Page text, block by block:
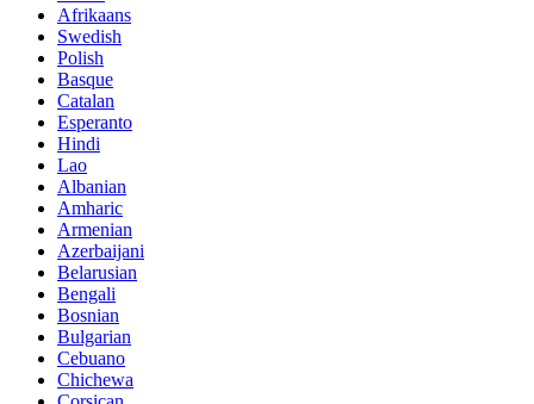
Afrikaans
Swedish
Polish
Basque
Catalan
Esperanto
Hindi
Lao
Albanian
Amharic
Armenian
Azerbaijani
Belarusian
Bengali
Bosnian
Bulgarian
Cebuano
Chichewa